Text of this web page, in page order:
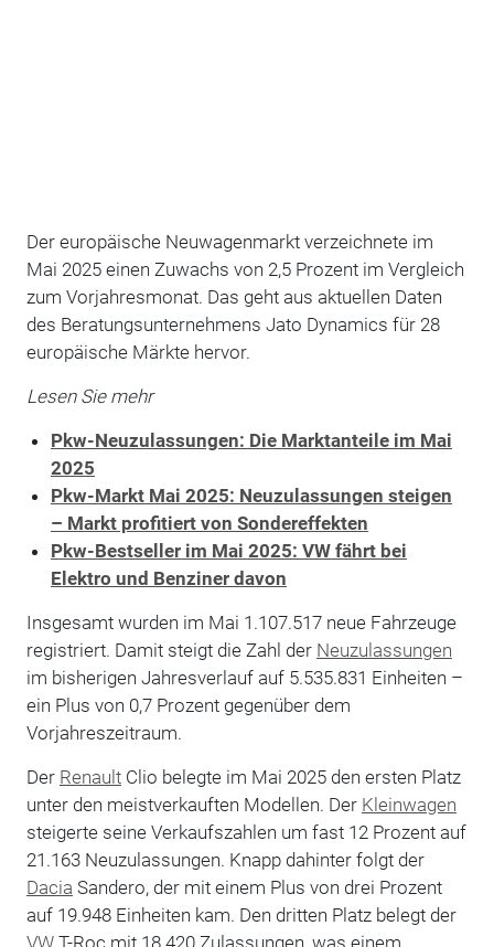
Der europäische Neuwagenmarkt verzeichnete im
Mai 2025 einen Zuwachs von 2,5 Prozent im Vergleich
zum Vorjahresmonat. Das geht aus aktuellen Daten
des Beratungsunternehmens Jato Dynamics für 28
europäische Märkte hervor.
Lesen Sie mehr
Pkw-Neuzulassungen: Die Marktanteile im Mai
2025
Pkw-Markt Mai 2025: Neuzulassungen steigen
– Markt profitiert von Sondereffekten
Pkw-Bestseller im Mai 2025: VW fährt bei
Elektro und Benziner davon
Insgesamt wurden im Mai 1.107.517 neue Fahrzeuge
registriert. Damit steigt die Zahl der Neuzulassungen
im bisherigen Jahresverlauf auf 5.535.831 Einheiten –
ein Plus von 0,7 Prozent gegenüber dem
Vorjahreszeitraum.
Der RenaultClio belegte im Mai 2025 den ersten Platz
unter den meistverkauften Modellen. Der Kleinwagen
steigerte seine Verkaufszahlen um fast 12 Prozent auf
21.163 Neuzulassungen. Knapp dahinter folgt der
Dacia Sandero, der mit einem Plus von drei Prozent
auf 19.948 Einheiten kam. Den dritten Platz belegt der
VWT-Roc mit 18.420 Zulassungen, was einem